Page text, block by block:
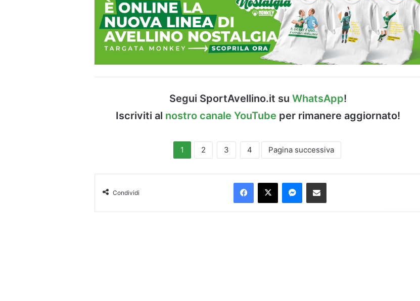
Segui SportAvellino.it su WhatsApp!
Iscriviti al nostro canale YouTube per rimanere aggiornato!
1 2 3 4 Pagina successiva
Condividi
Facebook
X Messenger
Condividi via Email